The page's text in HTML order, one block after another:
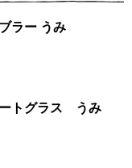
ノラネコぐんだん タンブラー うみ
んだん フロートグラス うみ